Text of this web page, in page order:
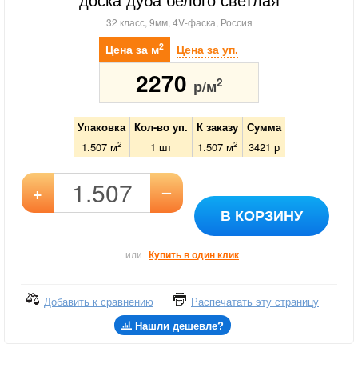
32 класс, 9мм, 4V-фаска, Россия
Цена за м2 Цена за уп.
2270 р/м2
Упаковка Кол-во уп. К заказу
Сумма
1.507 м2 1 шт 1.507м2 3421 р
+ –
В КОРЗИНУ
или Купить в один клик
Добавить к сравнению
Распечатать эту страницу
Нашли дешевле?